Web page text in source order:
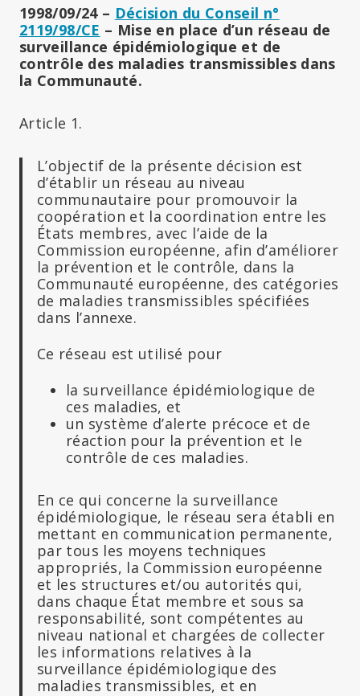
1998/09/24 – Décision du Conseil n°
2119/98/CE – Mise en place d’un réseau de
surveillance épidémiologique et de
contrôle des maladies transmissibles dans
la Communauté.
Article 1.
L’objectif de la présente décision est
d’établir un réseau au niveau
communautaire pour promouvoir la
coopération et la coordination entre les
États membres, avec l’aide de la
Commission européenne, afin d’améliorer
la prévention et le contrôle, dans la
Communauté européenne, des catégories
de maladies transmissibles spécifiées
dans l’annexe.
Ce réseau est utilisé pour
la surveillance épidémiologique de
ces maladies, et
un système d’alerte précoce et de
réaction pour la prévention et le
contrôle de ces maladies.
En ce qui concerne la surveillance
épidémiologique, le réseau sera établi en
mettant en communication permanente,
par tous les moyens techniques
appropriés, la Commission européenne
et les structures et/ou autorités qui,
dans chaque État membre et sous sa
responsabilité, sont compétentes au
niveau national et chargées de collecter
les informations relatives à la
surveillance épidémiologique des
maladies transmissibles, et en